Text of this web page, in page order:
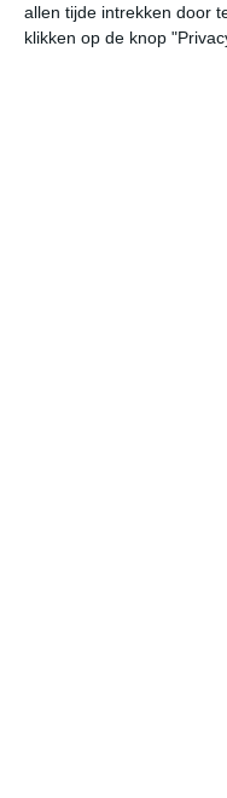
allen tijde intrekken door
klikken op de knop
18:00 21:00